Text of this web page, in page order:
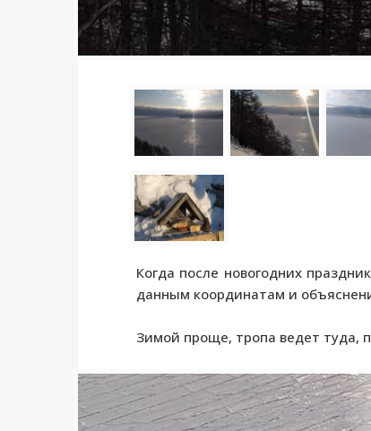
Когда после новогодних
данным координатам и
Зимой проще, тропа ведет туда,